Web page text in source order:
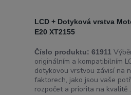
LCD + Dotyková vrstva
E20 XT2155
Číslo produktu: 61911
originálním a kompatibilním
dotykovou vrstvou závisí na
faktorech, jako jsou vaše
rozpočet a priorita na kvalitě